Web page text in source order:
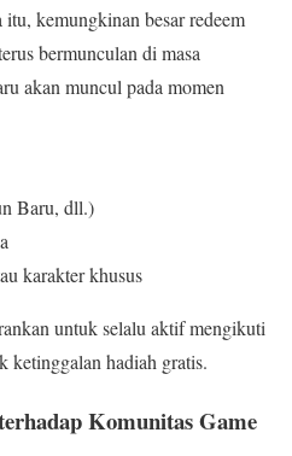
kemungkinan besar redeem
bermunculan di masa
akan muncul pada momen
Baru, dll.)
karakter khusus
untuk selalu aktif mengikuti
ketinggalan hadiah gratis.
Komunitas Game